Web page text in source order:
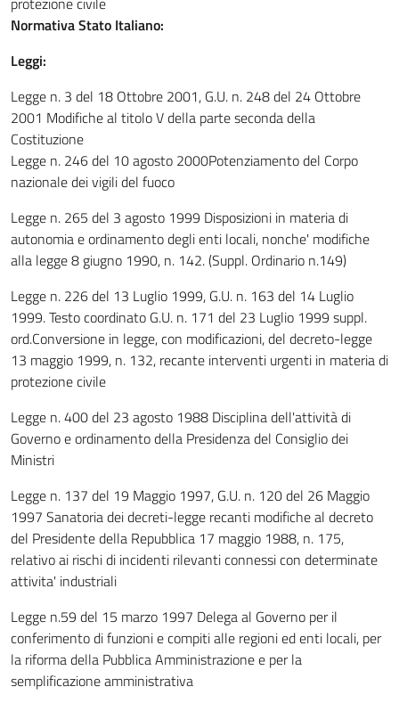
Normativa Stato Italiano:
Leggi:
Legge n. 3 del 18 Ottobre 2001, G.U. n. 248 del 24 Ottobre
2001 Modifiche al titolo V della parte seconda della
Costituzione
Legge n. 246 del 10 agosto 2000Potenziamento del Corpo
nazionale dei vigili del fuoco
Legge n. 265 del 3 agosto 1999 Disposizioni in materia di
autonomia e ordinamento degli enti locali, nonche' modifiche
alla legge 8 giugno 1990, n. 142. (Suppl. Ordinario n.149)
Legge n. 226 del 13 Luglio 1999, G.U. n. 163 del 14 Luglio
1999. Testo coordinato G.U. n. 171 del 23 Luglio 1999 suppl.
ord.Conversione in legge, con modificazioni, del decreto-legge
13 maggio 1999, n. 132, recante interventi urgenti in materia di
protezione civile
Legge n. 400 del 23 agosto 1988 Disciplina dell'attività di
Governo e ordinamento della Presidenza del Consiglio dei
Ministri
Legge n. 137 del 19 Maggio 1997, G.U. n. 120 del 26 Maggio
1997 Sanatoria dei decreti-legge recanti modifiche al decreto
del Presidente della Repubblica 17 maggio 1988, n. 175,
relativo ai rischi di incidenti rilevanti connessi con determinate
attivita' industriali
Legge n.59 del 15 marzo 1997 Delega al Governo per il
conferimento di funzioni e compiti alle regioni ed enti locali, per
la riforma della Pubblica Amministrazione e per la
semplificazione amministrativa